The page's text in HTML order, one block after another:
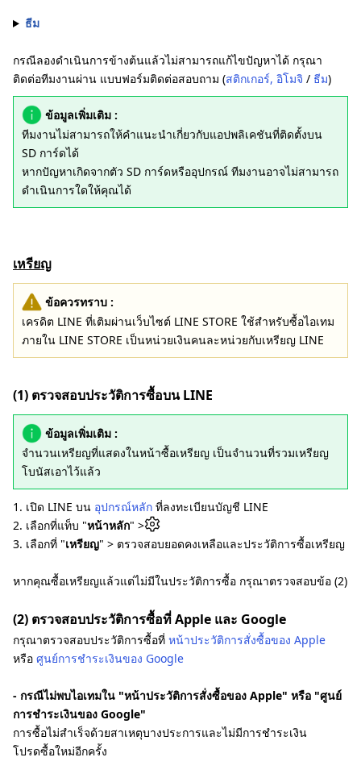
ธีม
กรณีลองดำเนินการข้างต้นแล้วไม่สามารถแก้ไขปัญหาได้ กรุณา
ติดต่อทีมงานผ่าน แบบฟอร์มติดต่อสอบถาม (สติกเกอร์, อิโมจิ / ธีม)
ข้อมูลเพิ่มเติม :
ทีมงานไม่สามารถให้คำแนะนำเกี่ยวกับแอปพลิเคชันที่ติดตั้งบน
SD การ์ดได้
หากปัญหาเกิดจากตัว SD การ์ดหรืออุปกรณ์ ทีมงานอาจไม่สามารถ
ดำเนินการใดให้คุณได้
เหรียญ
ข้อควรทราบ :
เครดิต LINE ที่เติมผ่านเว็บไซต์ LINE STORE ใช้สำหรับซื้อไอเทม
ภายใน LINE STORE เป็นหน่วยเงินคนละหน่วยกับเหรียญ LINE
(1) ตรวจสอบประวัติการซื้อบน LINE
ข้อมูลเพิ่มเติม :
จำนวนเหรียญที่แสดงในหน้าซื้อเหรียญ เป็นจำนวนที่รวมเหรียญ
โบนัสเอาไว้แล้ว
1. เปิด LINE บน อุปกรณ์หลัก ที่ลงทะเบียนบัญชี LINE
2. เลือกที่แท็บ "หน้าหลัก" >
3. เลือกที่ "เหรียญ" > ตรวจสอบยอดคงเหลือและประวัติการซื้อเหรียญ
หากคุณซื้อเหรียญแล้วแต่ไม่มีในประวัติการซื้อ กรุณาตรวจสอบข้อ (2)
(2) ตรวจสอบประวัติการซื้อที่ Apple และ Google
กรุณาตรวจสอบประวัติการซื้อที่ หน้าประวัติการสั่งซื้อของ Apple
หรือ ศูนย์การชำระเงินของ Google
- กรณีไม่พบไอเทมใน "หน้าประวัติการสั่งซื้อของ Apple" หรือ "ศูนย์
การชำระเงินของ Google"
การซื้อไม่สำเร็จด้วยสาเหตุบางประการและไม่มีการชำระเงิน
โปรดซื้อใหม่อีกครั้ง